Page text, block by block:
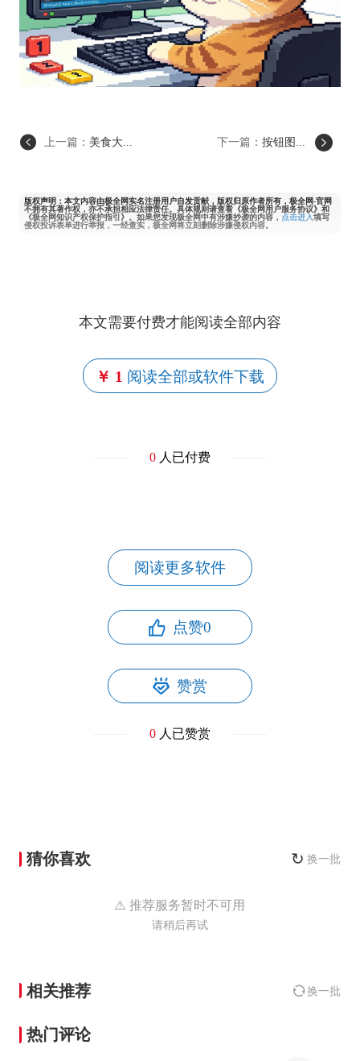
上一篇： 美食大... 下一篇：按钮图...
版权声明：本文内容由极全网实名注册用户自发贡献，版权归原作者所有，极全网-官网
不拥有其著作权，亦不承担相应法律责任。具体规则请查看《极全网用户服务协议》和
《极全网知识产权保护指引》。如果您发现极全网中有涉嫌抄袭的内容， 点击进入填写
侵权投诉表单进行举报，一经查实，极全网将立刻删除涉嫌侵权内容。
本文需要付费才能阅读全部内容
￥ 1 阅读全部或软件下载
0人已付费
阅读更多软件
点赞0
赞赏
0人已赞赏
猜你喜欢 ↻ 换一批
⚠️ 推荐服务暂时不可用
请稍后再试
相关推荐 换一批
热门评论